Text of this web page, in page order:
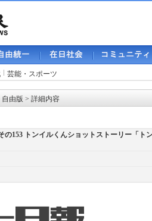
芸能・スポーツ
自由版 > 詳細内容
の153 トンイルくんショットストーリー「